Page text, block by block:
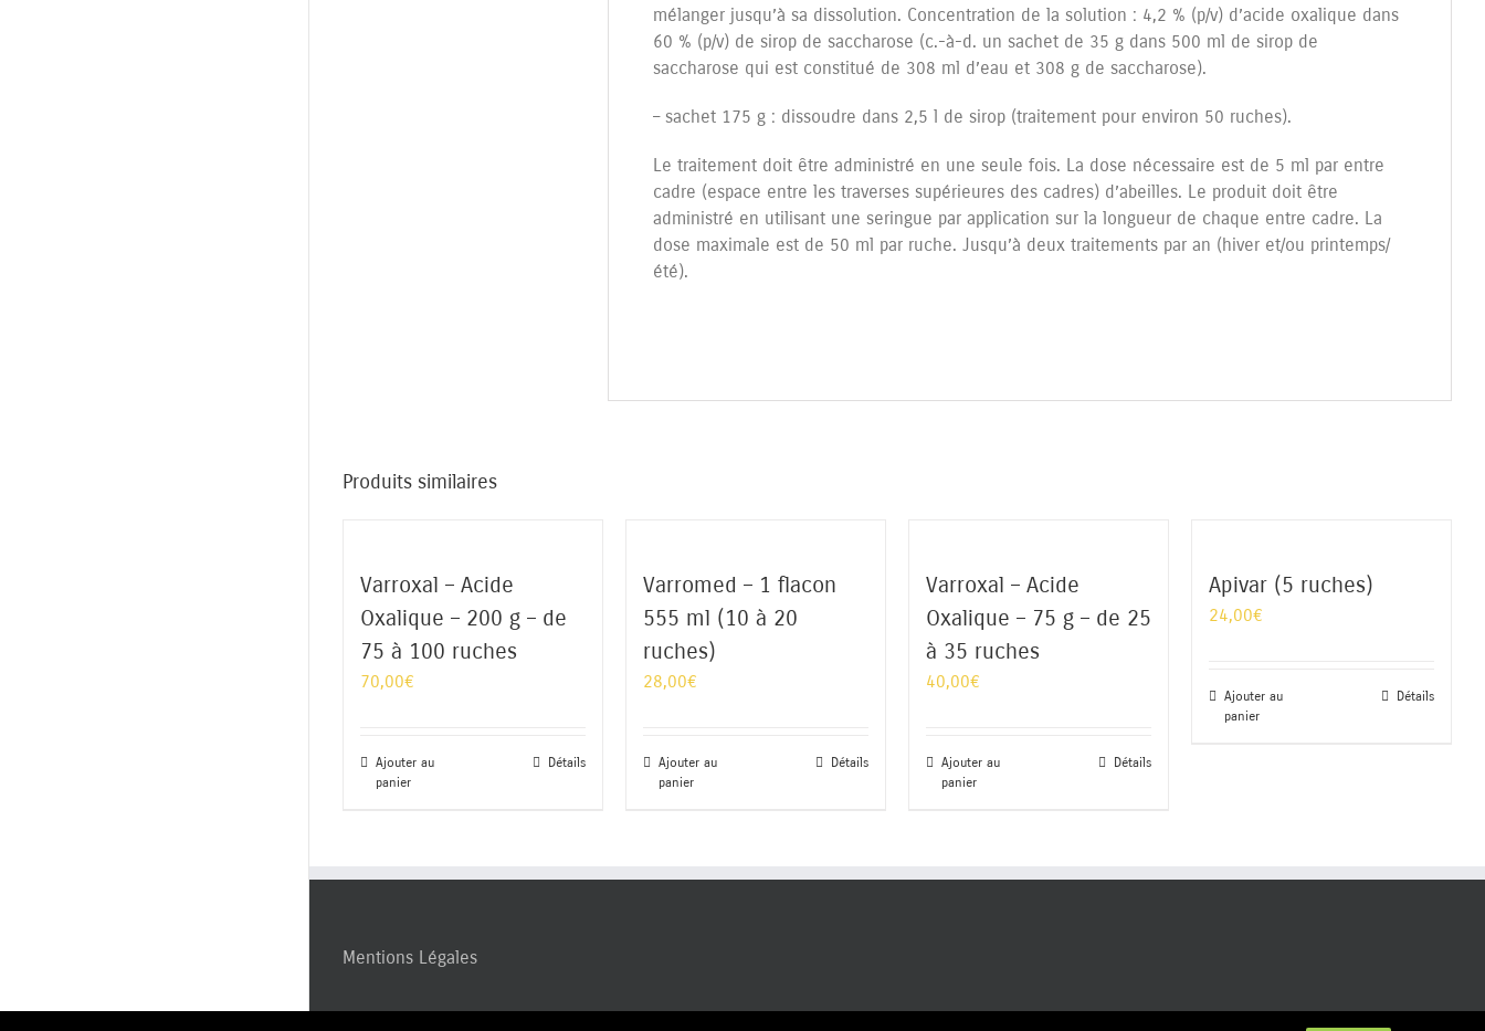
mélanger jusqu’à sa dissolution. Concentration de la solution : 4,2 % (p/v) d’acide oxalique dans
60 % (p/v) de sirop de saccharose (c.-à-d. un sachet de 35 g dans 500 ml de sirop de
saccharose qui est constitué de 308 ml d’eau et 308 g de saccharose).
– sachet 175 g : dissoudre dans 2,5 l de sirop (traitement pour environ 50 ruches).
Le traitement doit être administré en une seule fois. La dose nécessaire est de 5 ml par entre
cadre (espace entre les traverses supérieures des cadres) d’abeilles. Le produit doit être
administré en utilisant une seringue par application sur la longueur de chaque entre cadre. La
dose maximale est de 50 ml par ruche. Jusqu’à deux traitements par an (hiver et/ou printemps/
été).
Produits similaires
Varroxal – Acide
Oxalique – 200 g – de
75 à 100 ruches
70,00€
Ajouter au
panier
Détails
Varromed – 1 flacon
555 ml (10 à 20
ruches)
28,00€
Ajouter au
panier
Détails
Varroxal – Acide
Oxalique – 75 g – de 25
à 35 ruches
40,00€
Ajouter au
panier
Détails
Apivar (5 ruches)
24,00€
Ajouter au
panier
Détails
Mentions Légales